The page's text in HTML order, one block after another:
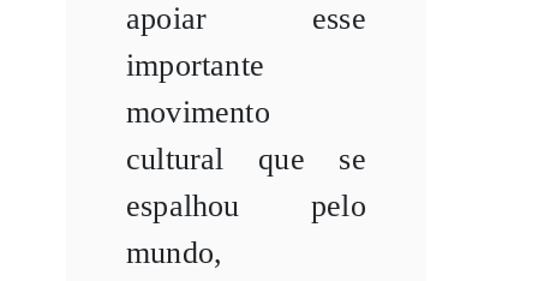
apoiar esse
importante
movimento
cultural que se
espalhou pelo
mundo,